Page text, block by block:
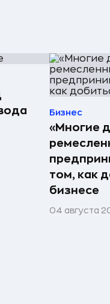
Бизнес
«Многие
том, как
бизнесе
04 августа